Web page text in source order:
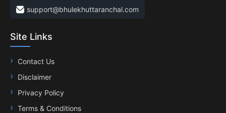
support@bhulekhuttaranchal.com
Site Links
Contact Us
Disclaimer
Privacy Policy
Terms & Conditions